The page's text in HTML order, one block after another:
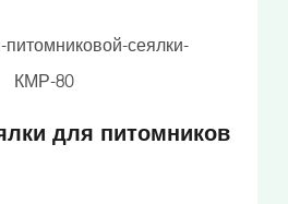
питомниковой-сеялки-
КМР-80
для питомников